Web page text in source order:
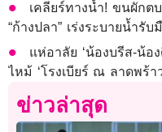
เคลียร์ทางน้ำ! ขนผักต
“ก้างปลา” เร่งระบายน้ำรับ
แห่อาลัย ‘น้องบรีส-น้อ
ไหม้ ‘โรงเบียร์ ณ ลาดพร้าว
ข่าวล่าสุด